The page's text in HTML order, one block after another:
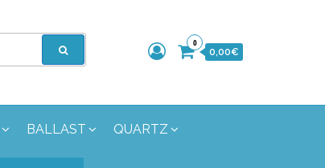
0
0,00€
BALLAST QUARTZ